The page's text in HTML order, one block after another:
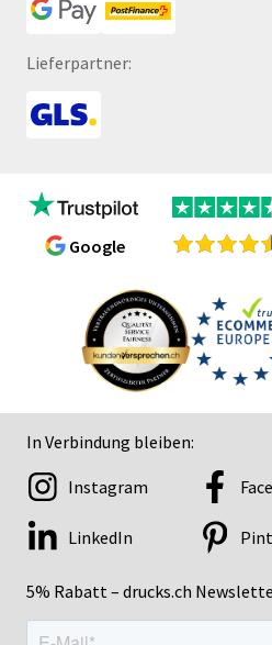
Lieferpartner:
Google
In Verbindung bleiben:
5% Rabatt – drucks.ch
Instagram
LinkedIn